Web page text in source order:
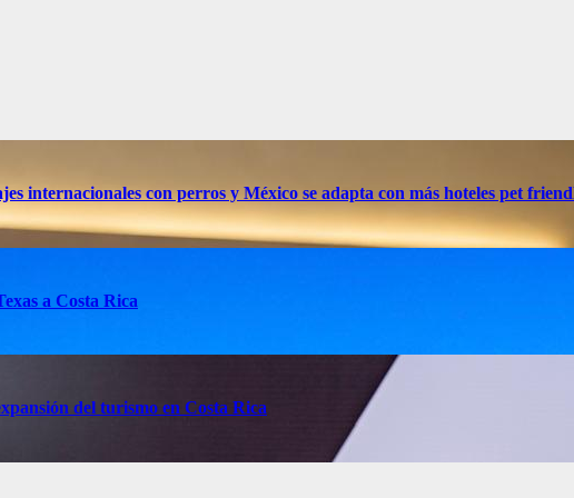
internacionales con perros y México se adapta con más hoteles pet
a Costa Rica
del turismo en Costa Rica